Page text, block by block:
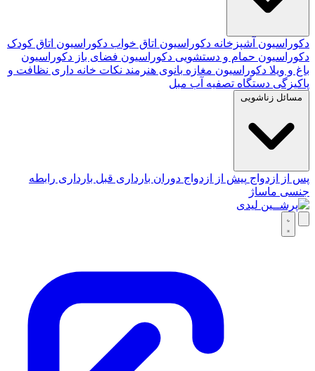
دکوراسیون آشپزخانه دکوراسیون اتاق خواب دکوراسیون اتاق کودک
دکوراسیون حمام و دستشویی دکوراسیون فضای باز دکوراسیون
باغ و ویلا دکوراسیون مغازه بانوی هنرمند نکات خانه داری نظافت و
پاکیزگی دستگاه تصفیه آب مبل
مسائل زناشویی
پس از ازدواج پیش از ازدواج دوران بارداری قبل بارداری رابطه
جنسی ماساژ